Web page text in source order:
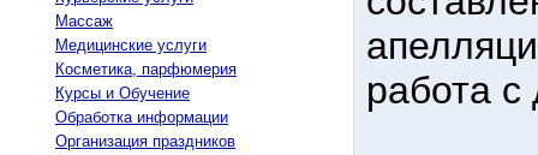
Массаж
Медицинские услуги
Косметика, парфюмерия
Курсы и Обучение
Обработка информации
Организация праздников
работа с